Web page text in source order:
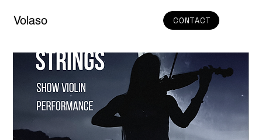
Volaso CONTACT